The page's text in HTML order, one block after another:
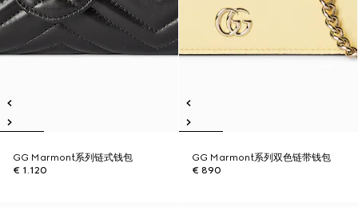
GG Marmont系列链式钱包
€ 1.120
GG Marmont系列双色链带钱包
€ 890